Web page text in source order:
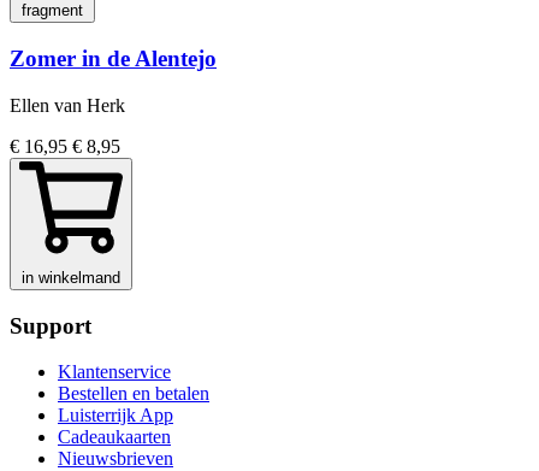
fragment
Zomer in de Alentejo
Ellen van Herk
€ 16,95 € 8,95
in winkelmand
Support
Klantenservice
Bestellen en betalen
Luisterrijk App
Cadeaukaarten
Nieuwsbrieven